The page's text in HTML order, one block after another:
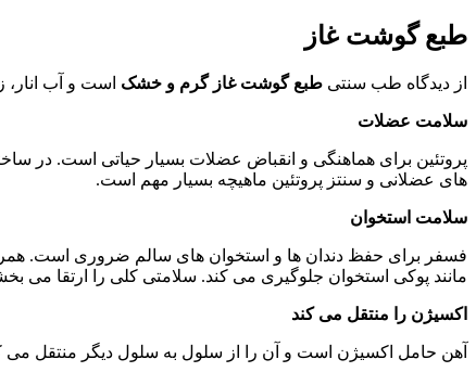
طبع گوشت غاز
از دیدگاه طب سنتی طبع گوشت غاز گرم و خشک است و آب انار،
سلامت عضلات
پروتئین برای هماهنگی و انقباض عضلات بسیار حیاتی است. در
های عضلانی و سنتز پروتئین ماهیچه بسیار مهم است.
سلامت استخوان
فسفر برای حفظ دندان ها و استخوان های سالم ضروری است.
مانند پوکی استخوان جلوگیری می کند. سلامتی کلی را ارتقا می
اکسیژن را منتقل می کند
آهن حامل اکسیژن است و آن را از سلول به سلول دیگر منتقل